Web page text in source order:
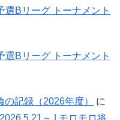
Bリーグ トーナメント
Bリーグ トーナメント
記録（2026年度）
に
～ | モロモロ将